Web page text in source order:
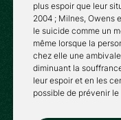
plus espoir que leur
2004 ; Milnes, Owens
le suicide comme un
même lorsque la
chez elle une
diminuant la
leur espoir et en les
possible de prévenir